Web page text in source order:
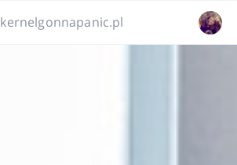
kernelgonnapanic.pl